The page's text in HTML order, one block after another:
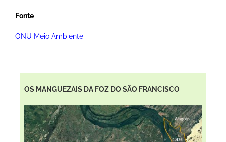
Fonte
ONU Meio Ambiente
OS MANGUEZAIS DA FOZ DO SÃO FRANCISCO